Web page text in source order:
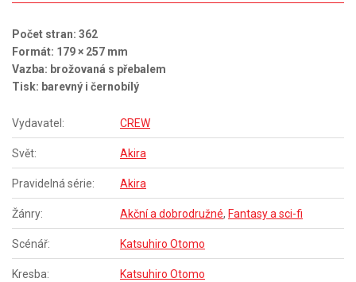
Počet stran: 362
Formát: 179 × 257 mm
Vazba: brožovaná s přebalem
Tisk: barevný i černobílý
Vydavatel: CREW
Svět: Akira
Pravidelná série: Akira
Žánry: Akční a dobrodružné, Fantasy a sci-fi
Scénář: Katsuhiro Otomo
Kresba: Katsuhiro Otomo